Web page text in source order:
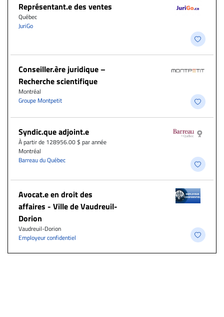
Représentant.e des ventes
Québec
JuriGo
Conseiller.ère juridique –
Recherche scientifique
Montréal
Groupe Montpetit
Syndic.que adjoint.e
À partir de 128956.00 $ par année
Montréal
Barreau du Québec
Avocat.e en droit des
affaires - Ville de Vaudreuil-
Dorion
Vaudreuil-Dorion
Employeur confidentiel